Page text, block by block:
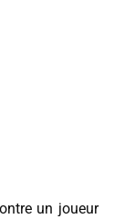
un joueur